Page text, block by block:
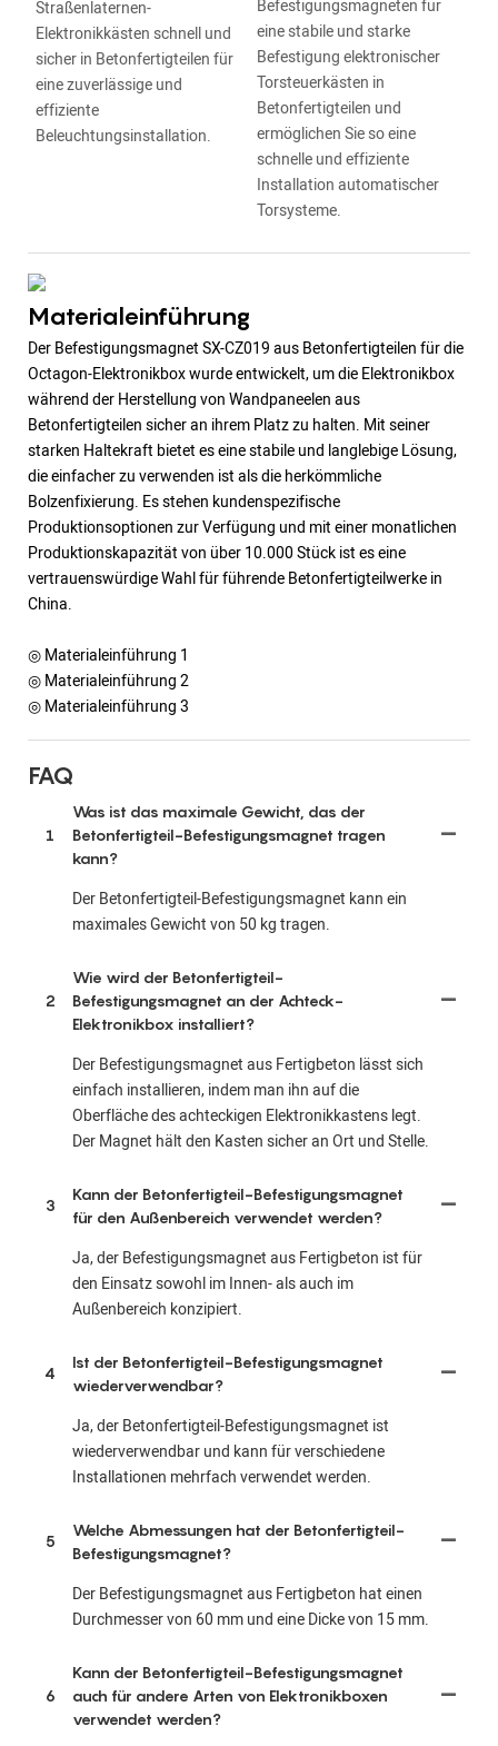
Straßenlaternen-
Elektronikkästen schnell und
sicher in Betonfertigteilen für
eine zuverlässige und
effiziente
Beleuchtungsinstallation.
Befestigungsmagneten für
eine stabile und starke
Befestigung elektronischer
Torsteuerkästen in
Betonfertigteilen und
ermöglichen Sie so eine
schnelle und effiziente
Installation automatischer
Torsysteme.
Materialeinführung
Der Befestigungsmagnet SX-CZ019 aus Betonfertigteilen für die
Octagon-Elektronikbox wurde entwickelt, um die Elektronikbox
während der Herstellung von Wandpaneelen aus
Betonfertigteilen sicher an ihrem Platz zu halten. Mit seiner
starken Haltekraft bietet es eine stabile und langlebige Lösung,
die einfacher zu verwenden ist als die herkömmliche
Bolzenfixierung. Es stehen kundenspezifische
Produktionsoptionen zur Verfügung und mit einer monatlichen
Produktionskapazität von über 10.000 Stück ist es eine
vertrauenswürdige Wahl für führende Betonfertigteilwerke in
China.
◎ Materialeinführung 1
◎ Materialeinführung 2
◎ Materialeinführung 3
FAQ
1
Was ist das maximale Gewicht, das der
Betonfertigteil-Befestigungsmagnet tragen
kann?
Der Betonfertigteil-Befestigungsmagnet kann ein
maximales Gewicht von 50 kg tragen.
2
Wie wird der Betonfertigteil-
Befestigungsmagnet an der Achteck-
Elektronikbox installiert?
Der Befestigungsmagnet aus Fertigbeton lässt sich
einfach installieren, indem man ihn auf die
Oberfläche des achteckigen Elektronikkastens legt.
Der Magnet hält den Kasten sicher an Ort und Stelle.
3
Kann der Betonfertigteil-Befestigungsmagnet
für den Außenbereich verwendet werden?
Ja, der Befestigungsmagnet aus Fertigbeton ist für
den Einsatz sowohl im Innen- als auch im
Außenbereich konzipiert.
4
Ist der Betonfertigteil-Befestigungsmagnet
wiederverwendbar?
Ja, der Betonfertigteil-Befestigungsmagnet ist
wiederverwendbar und kann für verschiedene
Installationen mehrfach verwendet werden.
5
Welche Abmessungen hat der Betonfertigteil-
Befestigungsmagnet?
Der Befestigungsmagnet aus Fertigbeton hat einen
Durchmesser von 60 mm und eine Dicke von 15 mm.
6
Kann der Betonfertigteil-Befestigungsmagnet
auch für andere Arten von Elektronikboxen
verwendet werden?